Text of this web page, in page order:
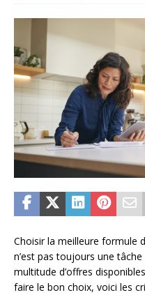
Choisir la meilleure formule
n’est pas toujours une
multitude d’offres
faire le bon choix, voici les